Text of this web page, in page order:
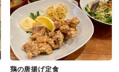
鶏の唐揚げ定食